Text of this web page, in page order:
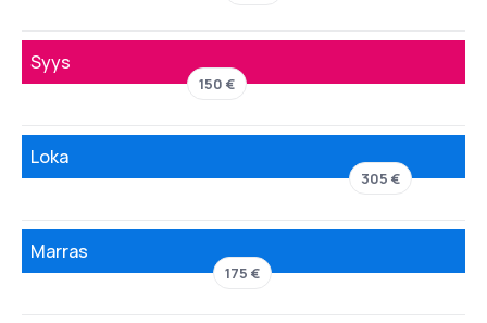
Syys
150 €
Loka
305 €
Marras
175 €